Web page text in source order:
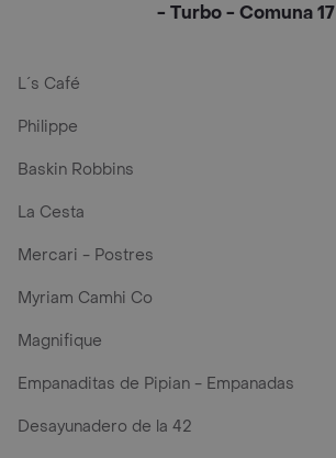
- Turbo - Comuna 17
L´s Café
Philippe
Baskin Robbins
La Cesta
Mercari - Postres
Myriam Camhi Co
Magnifique
Empanaditas de Pipian - Empanadas
Desayunadero de la 42